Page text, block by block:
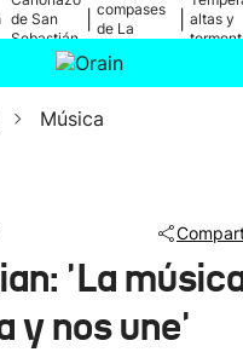
de San
Sebastián
compases
de La
altas y
Actualidad
Ikusmiran
Música
'La
y nos une'